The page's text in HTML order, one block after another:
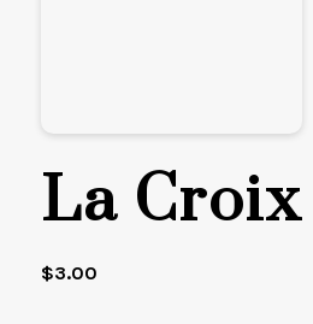
La Croix
$3.00